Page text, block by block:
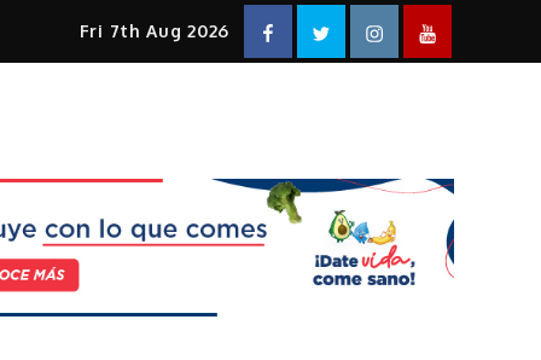
Fri 7th Aug 2026 FacebookTwitterInstagramYouTube